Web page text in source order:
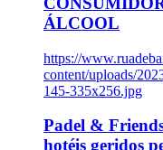
ÁLCOOL
https://
content/uploads/
145-335x256.jpg
Padel &
hotéis geridos